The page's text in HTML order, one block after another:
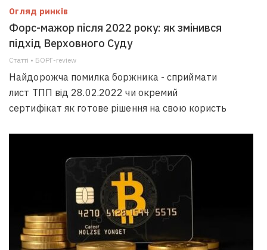
Огляд ринків
Форс-мажор після 2022 року: як змінився
підхід Верховного Суду
Статті • БОРГ-review
Найдорожча помилка боржника - сприймати
лист ТПП від 28.02.2022 чи окремий
сертифікат як готове рішення на свою користь